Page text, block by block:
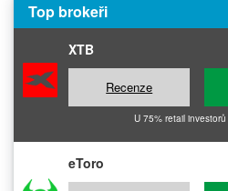
Top brokeři
XTB
Recenze
U 75% retail
eToro